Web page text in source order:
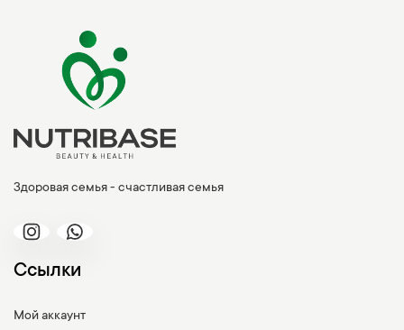
Здоровая семья - счастливая семья
Ссылки
Мой аккаунт